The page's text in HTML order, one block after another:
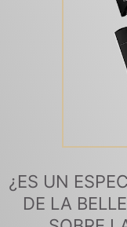
¿ES UN
DE LA